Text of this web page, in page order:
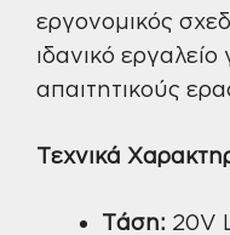
εργονομικός
ιδανικό εργαλείο
απαιτητικούς
Τεχνικά
Τάση: 20V